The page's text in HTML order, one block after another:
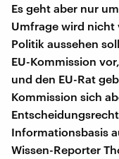
Es geht aber nur
Umfrage wird nicht
Politik aussehen
EU-Kommission
und den EU-Rat
Kommission sich
Informationsbasis
Wissen-Reporter